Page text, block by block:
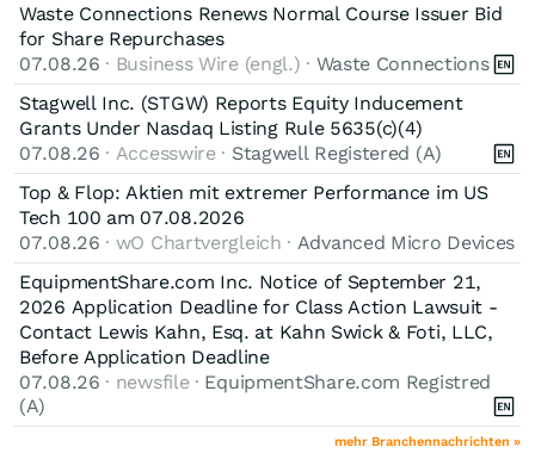
Waste Connections Renews Normal Course Issuer Bid
for Share Repurchases
07.08.26 · Business Wire (engl.) · Waste Connections
Stagwell Inc. (STGW) Reports Equity Inducement
Grants Under Nasdaq Listing Rule 5635(c)(4)
07.08.26 · Accesswire · Stagwell Registered (A)
Top & Flop: Aktien mit extremer Performance im US
Tech 100 am 07.08.2026
07.08.26 · wO Chartvergleich · Advanced Micro Devices
EquipmentShare.com Inc. Notice of September 21,
2026 Application Deadline for Class Action Lawsuit -
Contact Lewis Kahn, Esq. at Kahn Swick & Foti, LLC,
Before Application Deadline
07.08.26 · newsfile · EquipmentShare.com Registred
(A)
mehr Branchennachrichten »